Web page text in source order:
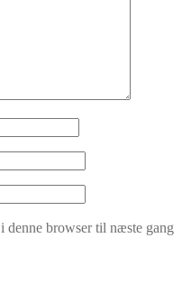
denne browser til næste gang